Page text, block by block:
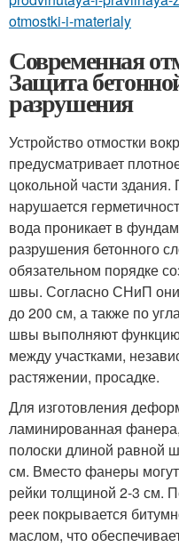
otmostki-i-materialy
Современная
Защита
разрушения
Устройство отмостки
предусматривает
цокольной части
нарушается
вода проникает в
разрушения бетонного
обязательном порядке
швы. Согласно СНиП они
до 200 см, а также по
швы выполняют функцию
между участками,
растяжении, просадке.
Для изготовления
ламинированная
полоски длиной равной
см. Вместо фанеры
рейки толщиной 2-3 см.
реек покрывается
маслом, что